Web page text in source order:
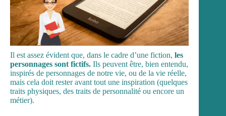
Il est assez évident que, dans le cadre d’une fiction, les
personnages sont fictifs. Ils peuvent être, bien entendu,
inspirés de personnages de notre vie, ou de la vie réelle,
mais cela doit rester avant tout une inspiration (quelques
traits physiques, des traits de personnalité ou encore un
métier).